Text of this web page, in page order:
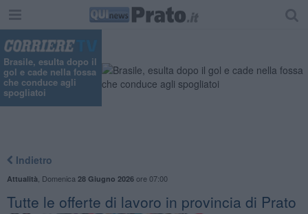
Brasile, esulta dopo il
gol e cade nella fossa
che conduce agli
spogliatoi
Indietro
Attualità Domenica 28 Giugno 2026ore 07:00
​Tutte le offerte di lavoro in provincia di Prato